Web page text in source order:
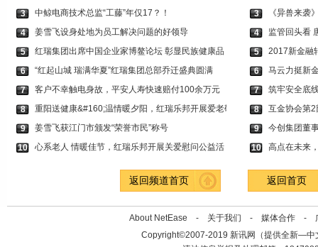
3
中鲸电商技术总监“工藤”年仅17？！
4
姜雪飞设身处地为员工解决问题的好领导
5
红瑞集团出席中国企业家博鳌论坛 彰显民族健康品
6
“红起山城 瑞满华夏”红瑞集团总部乔迁盛典圆满
7
客户不幸触电身故，平安人寿快速赔付100余万元
8
重阳送健康&#160;温情暖夕阳，红瑞乐邦开展爱老敬
9
姜雪飞获江门市颁发“荣誉市民”称号
10
心系老人 情暖佳节，红瑞乐邦开展关爱慰问公益活
3
《异兽来袭
4
监管回头看
5
2017新金融
6
马云力挺新
7
筑牢安全底
8
互金协会第
9
今创集团董
10
高点在未来
返回频道首页 返回首页
About NetEase - 关于我们 - 媒体合作 -
Copyright©2007-2019 新讯网（提供全新—中